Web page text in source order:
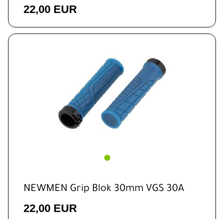
22,00 EUR
NEWMEN Grip Blok 30mm VGS 30A
22,00 EUR